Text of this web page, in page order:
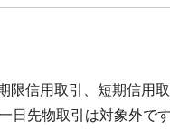
限信用取引、短期信用
日先物取引は対象外です